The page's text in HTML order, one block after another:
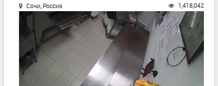
Сочи, Россия 1,418,042